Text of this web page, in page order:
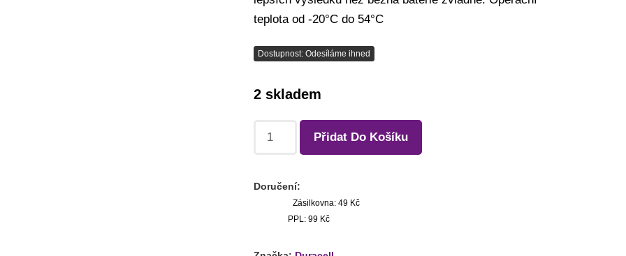
teplota od -20°C do 54°C
Dostupnost: Odesíláme ihned
2 skladem
Přidat Do Košíku
Doručení:
Zásilkovna: 49 Kč
PPL: 99 Kč